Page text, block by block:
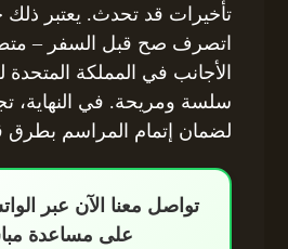
تأخيرات قد تحدث. يعتبر ذلك
اتصرف صح قبل السفر –
الأجانب في المملكة
سلسة ومريحة. في النهاية،
لضمان إتمام المراسم بطرق
تواصل معنا الآن عبر
على مساعدة